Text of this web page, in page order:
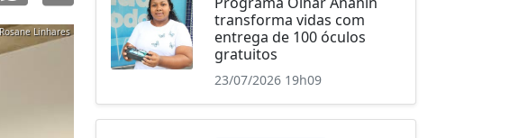
Linhares
transforma vidas com
entrega de 100 óculos
gratuitos
23/07/2026 19h09